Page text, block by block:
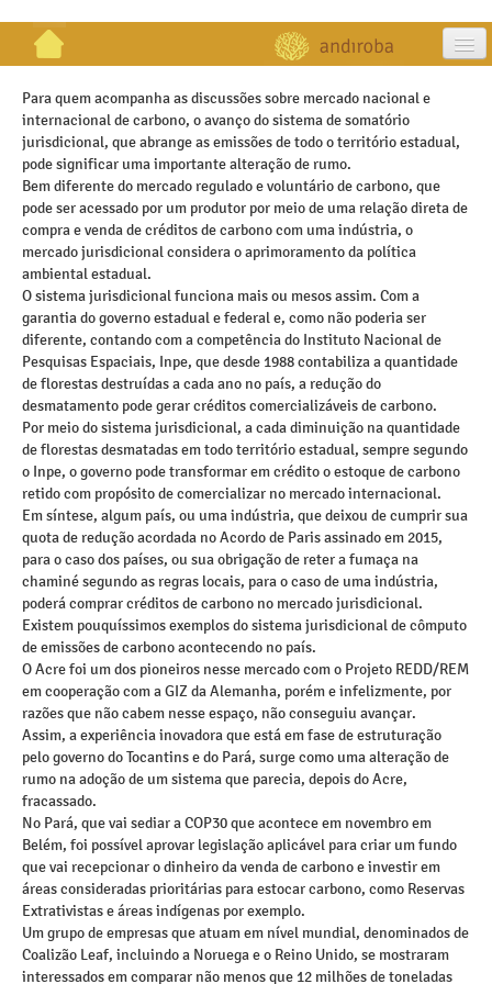
artigos
projetos
publicações
galeria
contato
Para quem acompanha as discussões sobre mercado nacional e
internacional de carbono, o avanço do sistema de somatório
jurisdicional, que abrange as emissões de todo o território estadual,
pode significar uma importante alteração de rumo.
Bem diferente do mercado regulado e voluntário de carbono, que
pode ser acessado por um produtor por meio de uma relação direta de
compra e venda de créditos de carbono com uma indústria, o
mercado jurisdicional considera o aprimoramento da política
ambiental estadual.
O sistema jurisdicional funciona mais ou mesos assim. Com a
garantia do governo estadual e federal e, como não poderia ser
diferente, contando com a competência do Instituto Nacional de
Pesquisas Espaciais, Inpe, que desde 1988 contabiliza a quantidade
de florestas destruídas a cada ano no país, a redução do
desmatamento pode gerar créditos comercializáveis de carbono.
Por meio do sistema jurisdicional, a cada diminuição na quantidade
de florestas desmatadas em todo território estadual, sempre segundo
o Inpe, o governo pode transformar em crédito o estoque de carbono
retido com propósito de comercializar no mercado internacional.
Em síntese, algum país, ou uma indústria, que deixou de cumprir sua
quota de redução acordada no Acordo de Paris assinado em 2015,
para o caso dos países, ou sua obrigação de reter a fumaça na
chaminé segundo as regras locais, para o caso de uma indústria,
poderá comprar créditos de carbono no mercado jurisdicional.
Existem pouquíssimos exemplos do sistema jurisdicional de cômputo
de emissões de carbono acontecendo no país.
O Acre foi um dos pioneiros nesse mercado com o Projeto REDD/REM
em cooperação com a GIZ da Alemanha, porém e infelizmente, por
razões que não cabem nesse espaço, não conseguiu avançar.
Assim, a experiência inovadora que está em fase de estruturação
pelo governo do Tocantins e do Pará, surge como uma alteração de
rumo na adoção de um sistema que parecia, depois do Acre,
fracassado.
No Pará, que vai sediar a COP30 que acontece em novembro em
Belém, foi possível aprovar legislação aplicável para criar um fundo
que vai recepcionar o dinheiro da venda de carbono e investir em
áreas consideradas prioritárias para estocar carbono, como Reservas
Extrativistas e áreas indígenas por exemplo.
Um grupo de empresas que atuam em nível mundial, denominados de
Coalizão Leaf, incluindo a Noruega e o Reino Unido, se mostraram
interessados em comparar não menos que 12 milhões de toneladas